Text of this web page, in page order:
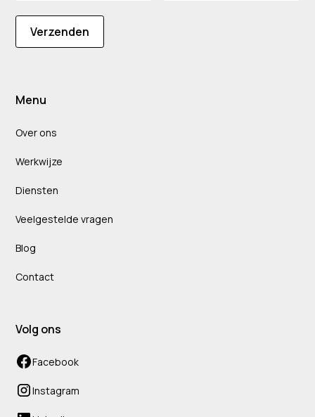
Verzenden
Menu
Over ons
Werkwijze
Diensten
Veelgestelde vragen
Blog
Contact
Volg ons
Facebook
Instagram